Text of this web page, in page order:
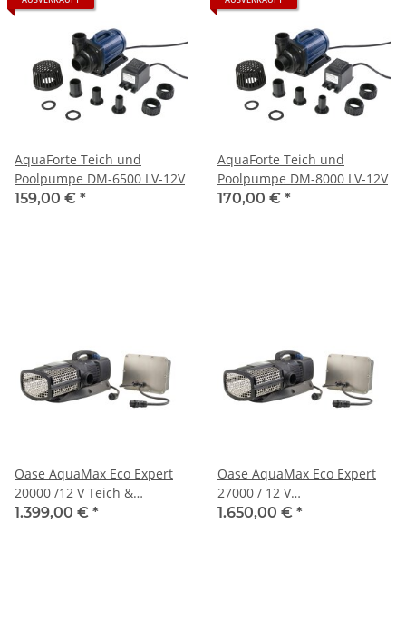
AquaForte Teich und
Poolpumpe DM-6500 LV-12V
159,00 € *
AquaForte Teich und
Poolpumpe DM-8000 LV-12V
170,00 € *
Oase AquaMax Eco Expert
20000 /12 V Teich &
Schwimmteichpumpe
1.399,00 € *
Oase AquaMax Eco Expert
27000 / 12 V
Schwimmteichpumpe
1.650,00 € *